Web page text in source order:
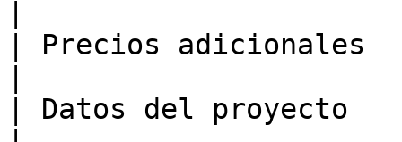
| Precios adicionales
| Datos del proyecto